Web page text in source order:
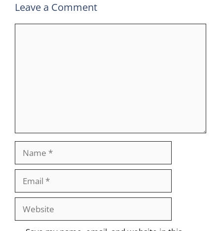
Leave a Comment
Website